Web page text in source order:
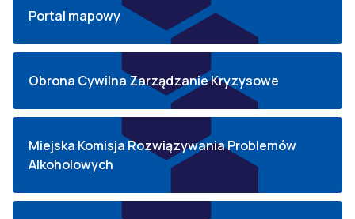
Portal mapowy
Obrona Cywilna Zarządzanie Kryzysowe
Miejska Komisja Rozwiązywania Problemów
Alkoholowych